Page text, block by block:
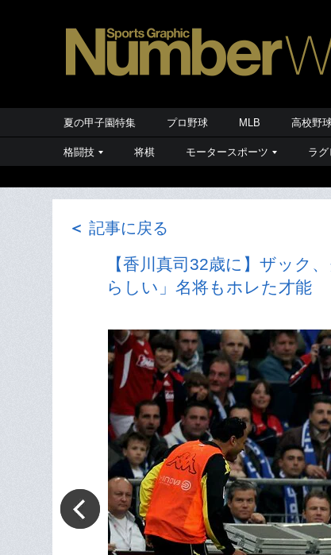
夏の甲子園特集 プロ野球 MLB 高校野
格闘技 将棋 モータースポーツ ラグ
＜ 記事に戻る
【香川真司32歳に】ザック
らしい」名将もホレた才能